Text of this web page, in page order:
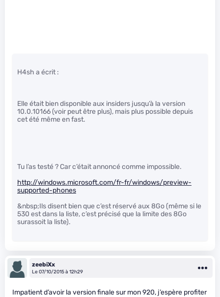
H4sh a écrit :
Elle était bien disponible aux insiders jusqu’à la version
10.0.10166 (voir peut être plus), mais plus possible depuis
cet été même en fast.
Tu l’as testé ? Car c’était annoncé comme impossible.
http://windows.microsoft.com/fr-fr/windows/preview-
supported-phones
&nbsp;Ils disent bien que c’est réservé aux 8Go (même si le
530 est dans la liste, c’est précisé que la limite des 8Go
surassoit la liste).
zeebiXx
Le 07/10/2015 à 12h29
Impatient d’avoir la version finale sur mon 920, j’espère profiter